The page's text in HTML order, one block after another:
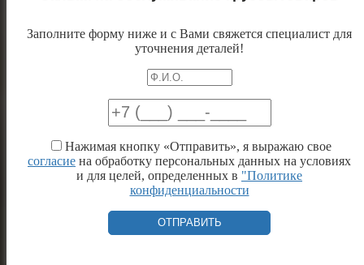
Заполните форму ниже и с Вами свяжется специалист для
уточнения деталей!
Нажимая кнопку «Отправить», я выражаю свое
согласие на обработку персональных данных на условиях
и для целей, определенных в "Политике
конфиденциальности